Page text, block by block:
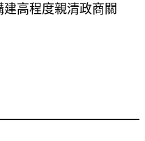
高程度親清政商關